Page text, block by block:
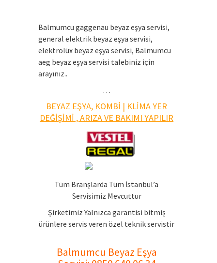
Balmumcu gaggenau beyaz eşya servisi,
general elektrik beyaz eşya servisi,
elektrolüx beyaz eşya servisi, Balmumcu
aeg beyaz eşya servisi talebiniz için
arayınız..
…
BEYAZ EŞYA, KOMBİ | KLİMA YER
DEĞİŞİMİ , ARIZA VE BAKIMI YAPILIR
Tüm Branşlarda Tüm İstanbul’a
Servisimiz Mevcuttur
Şirketimiz Yalnızca garantisi bitmiş
ürünlere servis veren özel teknik servistir
Balmumcu Beyaz Eşya